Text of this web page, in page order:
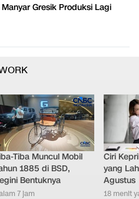
Gresik Produksi Lagi
Tiba Muncul Mobil
1885 di BSD,
Bentuknya
7 jam
Ciri
yang
Agustus
18 menit